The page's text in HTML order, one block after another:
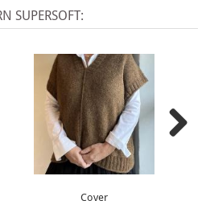
SUPERSOFT:
Cover